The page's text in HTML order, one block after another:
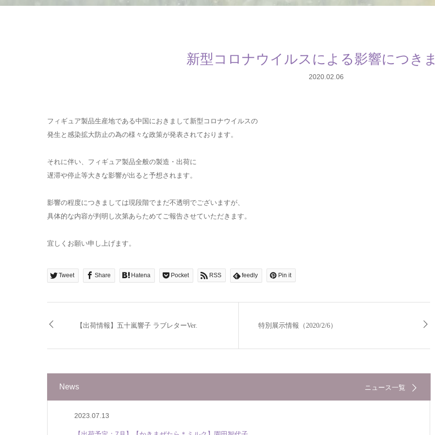
新型コロナウイルスによる影響につき
2020.02.06
フィギュア製品生産地である中国におきまして新型コロナウイルスの
発生と感染拡大防止の為の様々な政策が発表されております。
それに伴い、フィギュア製品全般の製造・出荷に
遅滞や停止等大きな影響が出ると予想されます。
影響の程度につきましては現段階でまだ不透明でございますが、
具体的な内容が判明し次第あらためてご報告させていただきます。
宜しくお願い申し上げます。
Tweet Share Hatena Pocket RSS feedly Pin it
【出荷情報】五十嵐響子 ラブレターVer. 特別展示情報（2020/2/6）
News ニュース一覧
2023.07.13